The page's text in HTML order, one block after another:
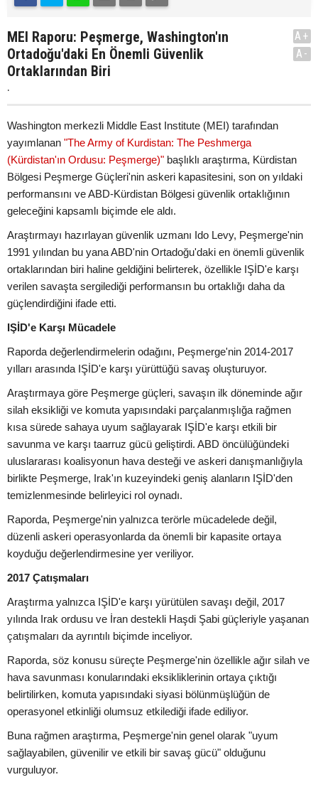
MEI Raporu: Peşmerge, Washington'ın
Ortadoğu'daki En Önemli Güvenlik
Ortaklarından Biri
.
A+
A-
Washington merkezli Middle East Institute (MEI) tarafından
yayımlanan "The Army of Kurdistan: The Peshmerga
(Kürdistan'ın Ordusu: Peşmerge)" başlıklı araştırma, Kürdistan
Bölgesi Peşmerge Güçleri'nin askeri kapasitesini, son on yıldaki
performansını ve ABD-Kürdistan Bölgesi güvenlik ortaklığının
geleceğini kapsamlı biçimde ele aldı.
Araştırmayı hazırlayan güvenlik uzmanı Ido Levy, Peşmerge'nin
1991 yılından bu yana ABD'nin Ortadoğu'daki en önemli güvenlik
ortaklarından biri haline geldiğini belirterek, özellikle IŞİD'e karşı
verilen savaşta sergilediği performansın bu ortaklığı daha da
güçlendirdiğini ifade etti.
IŞİD'e Karşı Mücadele
Raporda değerlendirmelerin odağını, Peşmerge'nin 2014-2017
yılları arasında IŞİD'e karşı yürüttüğü savaş oluşturuyor.
Araştırmaya göre Peşmerge güçleri, savaşın ilk döneminde ağır
silah eksikliği ve komuta yapısındaki parçalanmışlığa rağmen
kısa sürede sahaya uyum sağlayarak IŞİD'e karşı etkili bir
savunma ve karşı taarruz gücü geliştirdi. ABD öncülüğündeki
uluslararası koalisyonun hava desteği ve askeri danışmanlığıyla
birlikte Peşmerge, Irak'ın kuzeyindeki geniş alanların IŞİD'den
temizlenmesinde belirleyici rol oynadı.
Raporda, Peşmerge'nin yalnızca terörle mücadelede değil,
düzenli askeri operasyonlarda da önemli bir kapasite ortaya
koyduğu değerlendirmesine yer veriliyor.
2017 Çatışmaları
Araştırma yalnızca IŞİD'e karşı yürütülen savaşı değil, 2017
yılında Irak ordusu ve İran destekli Haşdi Şabi güçleriyle yaşanan
çatışmaları da ayrıntılı biçimde inceliyor.
Raporda, söz konusu süreçte Peşmerge'nin özellikle ağır silah ve
hava savunması konularındaki eksikliklerinin ortaya çıktığı
belirtilirken, komuta yapısındaki siyasi bölünmüşlüğün de
operasyonel etkinliği olumsuz etkilediği ifade ediliyor.
Buna rağmen araştırma, Peşmerge'nin genel olarak "uyum
sağlayabilen, güvenilir ve etkili bir savaş gücü" olduğunu
vurguluyor.